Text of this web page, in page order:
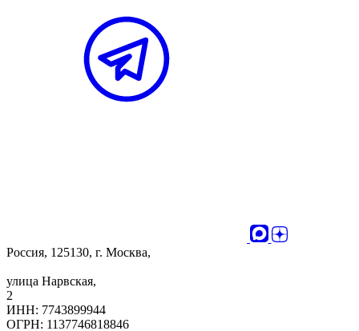
Россия, 125130, г. Москва,
улица Нарвская,
2
ИНН: 7743899944
ОГРН: 1137746818846